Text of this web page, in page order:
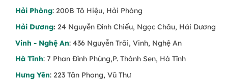
Hải Phòng: 200B Tô Hiệu, Hải Phòng
Hải Dương: 24 Nguyễn Đình Chiểu, Ngọc Châu, Hải Dương
Vinh - Nghệ An: 436 Nguyễn Trãi, Vinh, Nghệ An
Hà Tĩnh: 7 Phan Đình Phùng,P. Thành Sen, Hà Tĩnh
Hưng Yên: 223 Tân Phong, Vũ Thư